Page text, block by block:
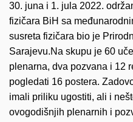
30. juna i 1. jula 2022.
fizičara BiH sa
susreta fizičara bio je
Sarajevu.Na skupu je 60
plenarna, dva pozvana i 12
pogledati 16 postera.
imali priliku ugostiti, ali i
ovogodišnjih plenarnih i